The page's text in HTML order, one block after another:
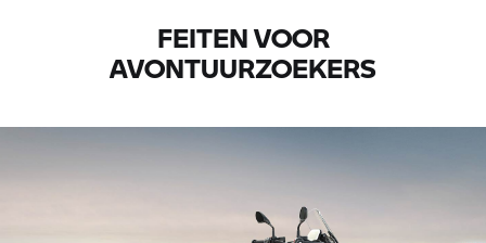
FEITEN VOOR
AVONTUURZOEKERS